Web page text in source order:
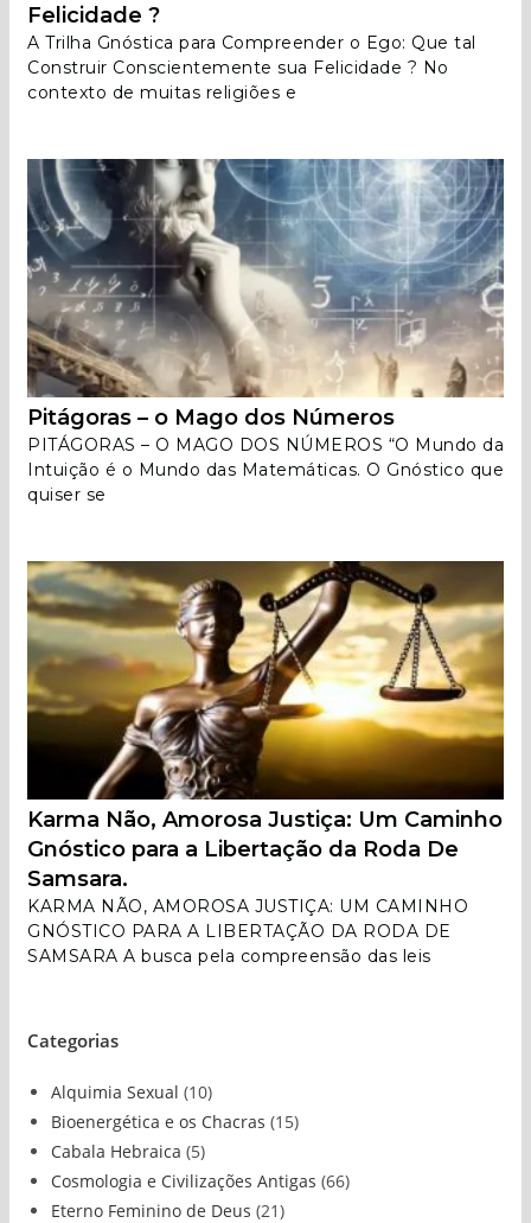
Felicidade ?
A Trilha Gnóstica para Compreender o Ego: Que tal
Construir Conscientemente sua Felicidade ? No
contexto de muitas religiões e
Pitágoras – o Mago dos Números
PITÁGORAS – O MAGO DOS NÚMEROS “O Mundo da
Intuição é o Mundo das Matemáticas. O Gnóstico que
quiser se
Karma Não, Amorosa Justiça: Um Caminho
Gnóstico para a Libertação da Roda De
Samsara.
KARMA NÃO, AMOROSA JUSTIÇA: UM CAMINHO
GNÓSTICO PARA A LIBERTAÇÃO DA RODA DE
SAMSARA A busca pela compreensão das leis
Categorias
Alquimia Sexual (10)
Bioenergética e os Chacras (15)
Cabala Hebraica (5)
Cosmologia e Civilizações Antigas (66)
Eterno Feminino de Deus (21)